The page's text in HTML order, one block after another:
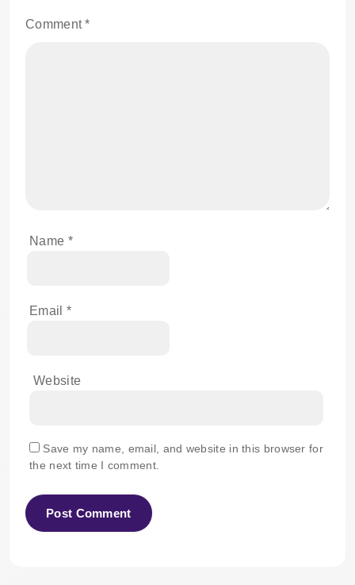
Comment*
Name *
Email *
Website
Save my name, email, and website in this browser for
the next time I comment.